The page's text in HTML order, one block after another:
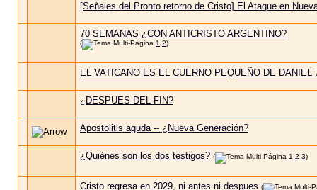
[Señales del Pronto retorno de Cristo] El Ataque en
70 SEMANAS ¿CON ANTICRISTO ARGENTINO?
( 1 2)
EL VATICANO ES EL CUERNO PEQUEÑO DE DANIEL
¿DESPUES DEL FIN?
Apostolitis aguda -- ¿Nueva Generación?
¿Quiénes son los dos testigos? ( 1 2 3)
Cristo regresa en 2029, ni antes ni despues (